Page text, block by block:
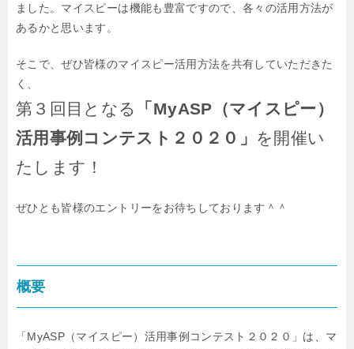
ました。マイスピーは機能も豊富ですので、各々の活用方法が
あるかと思います。
そこで、ぜひ皆様のマイスピー活用方法を共有していただきた
く、
第３回目となる
「MyASP（マイスピー）
活用事例コンテスト２０２０」 を開催い
たします！
ぜひとも皆様のエントリーをお待ちしております＾＾
概要
「MyASP（マイスピー）活用事例コンテスト２０２０」は、マ